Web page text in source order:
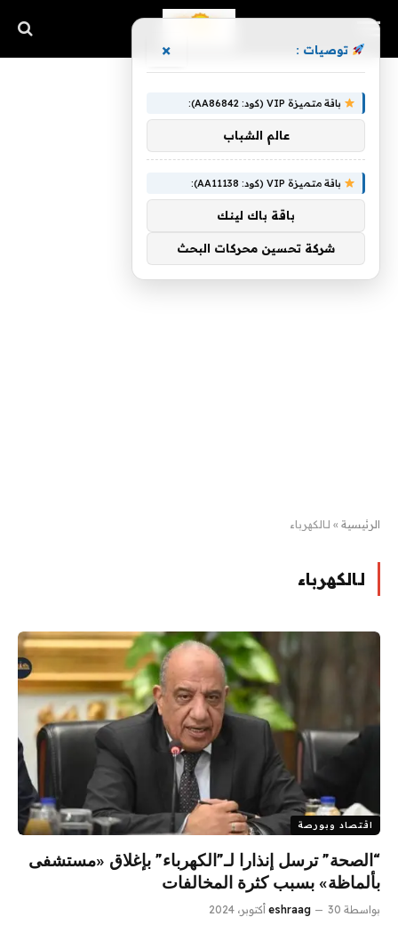
الرئيسية » لـالكهرباء
لـالكهرباء
اقتصاد وبورصة
“الصحة” ترسل إنذارا لـ”الكهرباء” بإغلاق «مستشفى
بألماظة» بسبب كثرة المخالفات
بواسطة eshraag 30 أكتوبر، 2024
توصيات : ×
باقة متميزة VIP (كود: AA86842):
عالم الشباب
باقة متميزة VIP (كود: AA11138):
باقة باك لينك
شركة تحسين محركات البحث